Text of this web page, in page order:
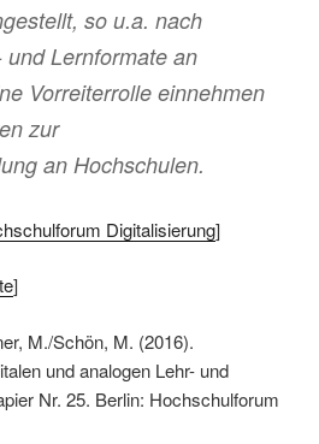
so u.a. nach
Lernformate an
Vorreiterrolle einnehmen
zur
an Hochschulen.
Digitalisierung]
]
M./Schön, M. (2016).
und analogen Lehr- und
Nr. 25. Berlin: Hochschulforum